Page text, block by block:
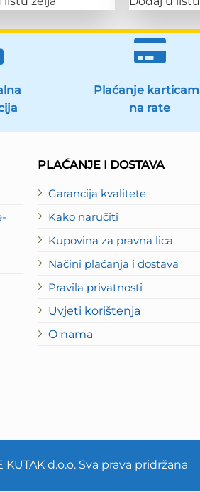
Plaćanje
na rate
PLAĆANJE I DOSTAVA
Garancija kvalitete
Kako naručiti
Kupovina za pravna lica
Načini plaćanja i dostava
Pravila privatnosti
Uvjeti korištenja
O nama
KUTAK d.o.o. Sva prava pridržana